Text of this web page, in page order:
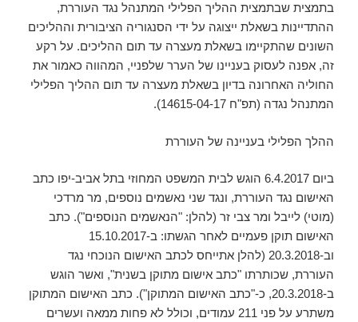
בתמצית שבתמצית ההליך הפלילי המתנהל נגד העוררת,
ההתדיינות בשאלת ייצוגה על ידי הסנגוריה הציבורית וההליכים
השונים שהתקיימו בשאלת מעצרה עד תום ההליכים. על רקע
זה, אפנה לעסוק בעניינו של הערר שלפניי, המהווה כאמור את
החוליה האחרונה בדיון בשאלת מעצרה עד תום ההליך הפלילי
המתנהל נגדה (תפ"ח 14615-04-17).
ההלך הפלילי בעניינה של העוררת
ביום 6.4.2017 הוגש לבית המשפט המחוזי בתל אביב-יפו כתב
האישום נגד העוררת, ונגד שני נאשמים נוספים, מר מרדכי
(מוטי) לייבל ומר צבי זר (להלן: "הנאשמים הנוספים"). כתב
האישום תוקן פעמיים לאחר הגשתו: ב-15.10.2017
וב-20.3.2018 (להלן אתייחס לכתב האישום הנוכחי נגד
העוררת, שכותרתו "כתב אישום מתוקן בשנית", ואשר הוגש
ב-20.3.2018, כ-"כתב האישום המתוקן"). כתב האישום המתוקן
משתרע על פני 211 עמודים, וכולל לא פחות ממאה ועשרים